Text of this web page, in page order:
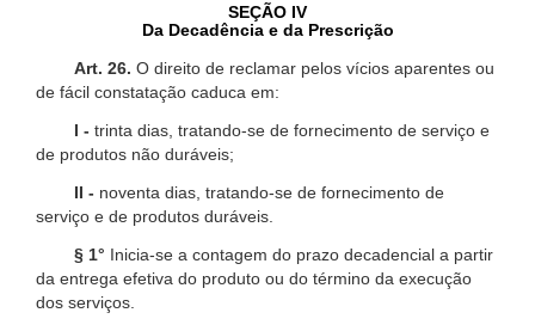
SEÇÃO IV
Da Decadência e da Prescrição
Art. 26. O direito de reclamar pelos vícios aparentes ou
de fácil constatação caduca em:
I - trinta dias, tratando-se de fornecimento de serviço e
de produtos não duráveis;
II - noventa dias, tratando-se de fornecimento de
serviço e de produtos duráveis.
§ 1° Inicia-se a contagem do prazo decadencial a partir
da entrega efetiva do produto ou do término da execução
dos serviços.